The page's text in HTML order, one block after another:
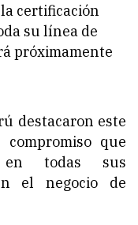
certificación
su línea de
próximamente
destacaron este
que
en todas sus
el negocio de